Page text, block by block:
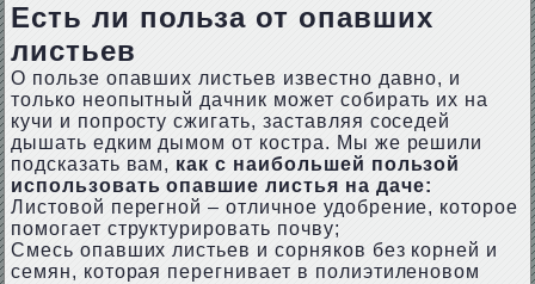
Есть ли польза от опавших
листьев
О пользе опавших листьев известно давно, и
только неопытный дачник может собирать их на
кучи и попросту сжигать, заставляя соседей
дышать едким дымом от костра. Мы же решили
подсказать вам, как с наибольшей пользой
использовать опавшие листья на даче:
Листовой перегной – отличное удобрение, которое
помогает структурировать почву;
Смесь опавших листьев и сорняков без корней и
семян, которая перегнивает в полиэтиленовом